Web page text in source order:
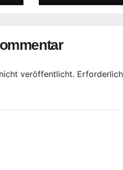
veröffentlicht.